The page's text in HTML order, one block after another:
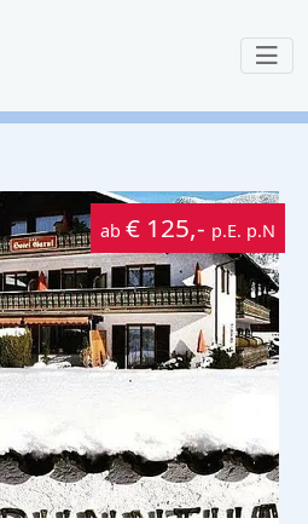
ab € 125,- p.E. p.N